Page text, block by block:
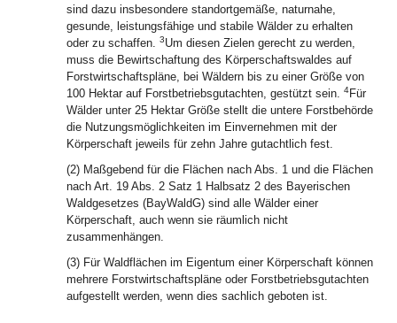
sind dazu insbesondere standortgemäße, naturnahe,
gesunde, leistungsfähige und stabile Wälder zu erhalten
oder zu schaffen. 3Um diesen Zielen gerecht zu werden,
muss die Bewirtschaftung des Körperschaftswaldes auf
Forstwirtschaftspläne, bei Wäldern bis zu einer Größe von
100 Hektar auf Forstbetriebsgutachten, gestützt sein. 4Für
Wälder unter 25 Hektar Größe stellt die untere Forstbehörde
die Nutzungsmöglichkeiten im Einvernehmen mit der
Körperschaft jeweils für zehn Jahre gutachtlich fest.
(2) Maßgebend für die Flächen nach Abs. 1 und die Flächen
nach Art. 19 Abs. 2 Satz 1 Halbsatz 2 des Bayerischen
Waldgesetzes (BayWaldG) sind alle Wälder einer
Körperschaft, auch wenn sie räumlich nicht
zusammenhängen.
(3) Für Waldflächen im Eigentum einer Körperschaft können
mehrere Forstwirtschaftspläne oder Forstbetriebsgutachten
aufgestellt werden, wenn dies sachlich geboten ist.